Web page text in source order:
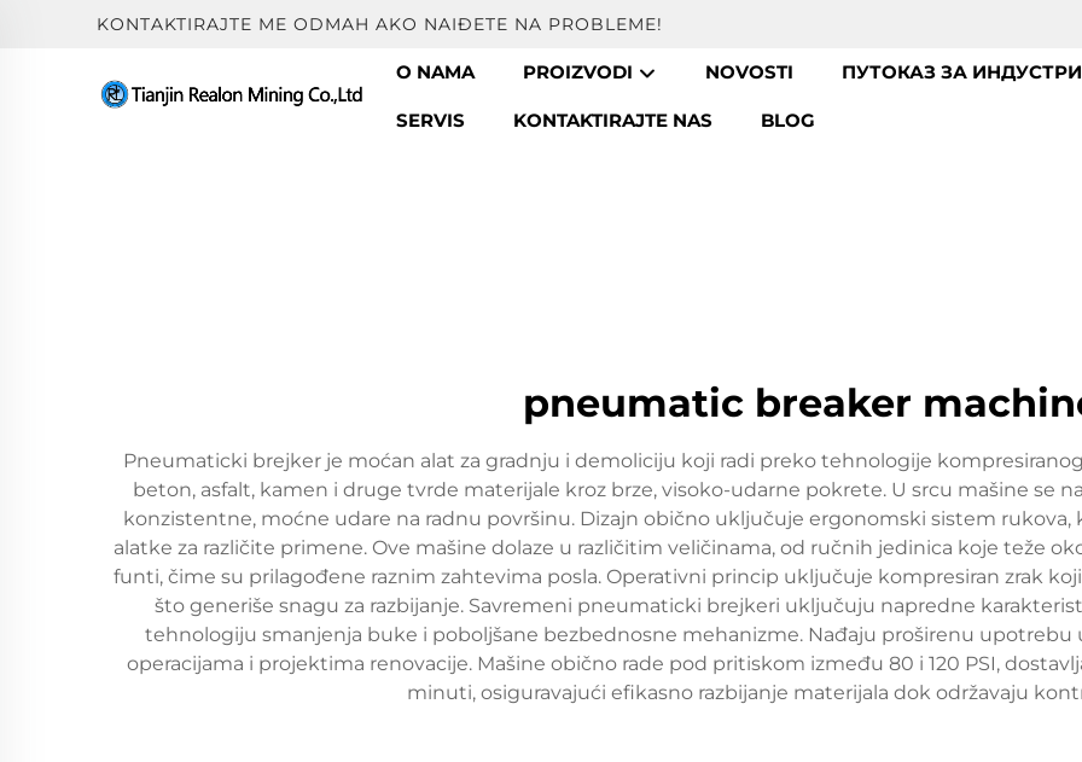
KONTAKTIRAJTE ME ODMAH AKO NAIĐETE NA PROBLEME!
O NAMA PROIZVODI NOVOSTI ПУТОКАЗ ЗА
SERVIS KONTAKTIRAJTE NAS BLOG
pneumatic breaker
Pneumaticki brejker je moćan alat za gradnju i demoliciju koji radi preko tehnologije
beton, asfalt, kamen i druge tvrde materijale kroz brze, visoko-udarne pokrete. U srcu mašine se
konzistentne, moćne udare na radnu površinu. Dizajn obično uključuje ergonomski sistem rukova,
alatke za različite primene. Ove mašine dolaze u različitim veličinama, od ručnih jedinica koje teže
funti, čime su prilagođene raznim zahtevima posla. Operativni princip uključuje kompresiran zrak
što generiše snagu za razbijanje. Savremeni pneumaticki brejkeri uključuju napredne
tehnologiju smanjenja buke i poboljšane bezbednosne mehanizme. Nađaju proširenu upotrebu
operacijama i projektima renovacije. Mašine obično rade pod pritiskom između 80 i 120 PSI,
minuti, osiguravajući efikasno razbijanje materijala dok održavaju